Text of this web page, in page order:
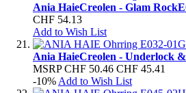
Ania HaieCreolen - Glam Rock
CHF 54.13
Add to Wish List
Ania HaieCreolen - Underlock
MSRP CHF 50.46 CHF 45.41
-10% Add to Wish List